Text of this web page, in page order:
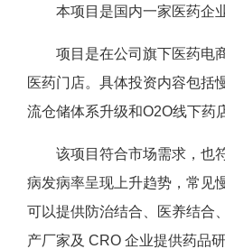
本项目是国内一家医药企业
项目是在公司旗下医药电商
医药门店。具体投资内容包括
流仓储体系升级和O2O线下药
该项目符合市场需求，也符
病发病率呈现上升趋势，常见
可以提供防治结合、医养结合
产厂家及 CRO 企业提供药品